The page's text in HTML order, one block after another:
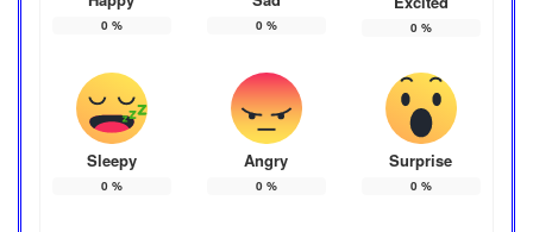
0% 0% 0%
Sleepy
0%
Angry
0%
Surprise
0%